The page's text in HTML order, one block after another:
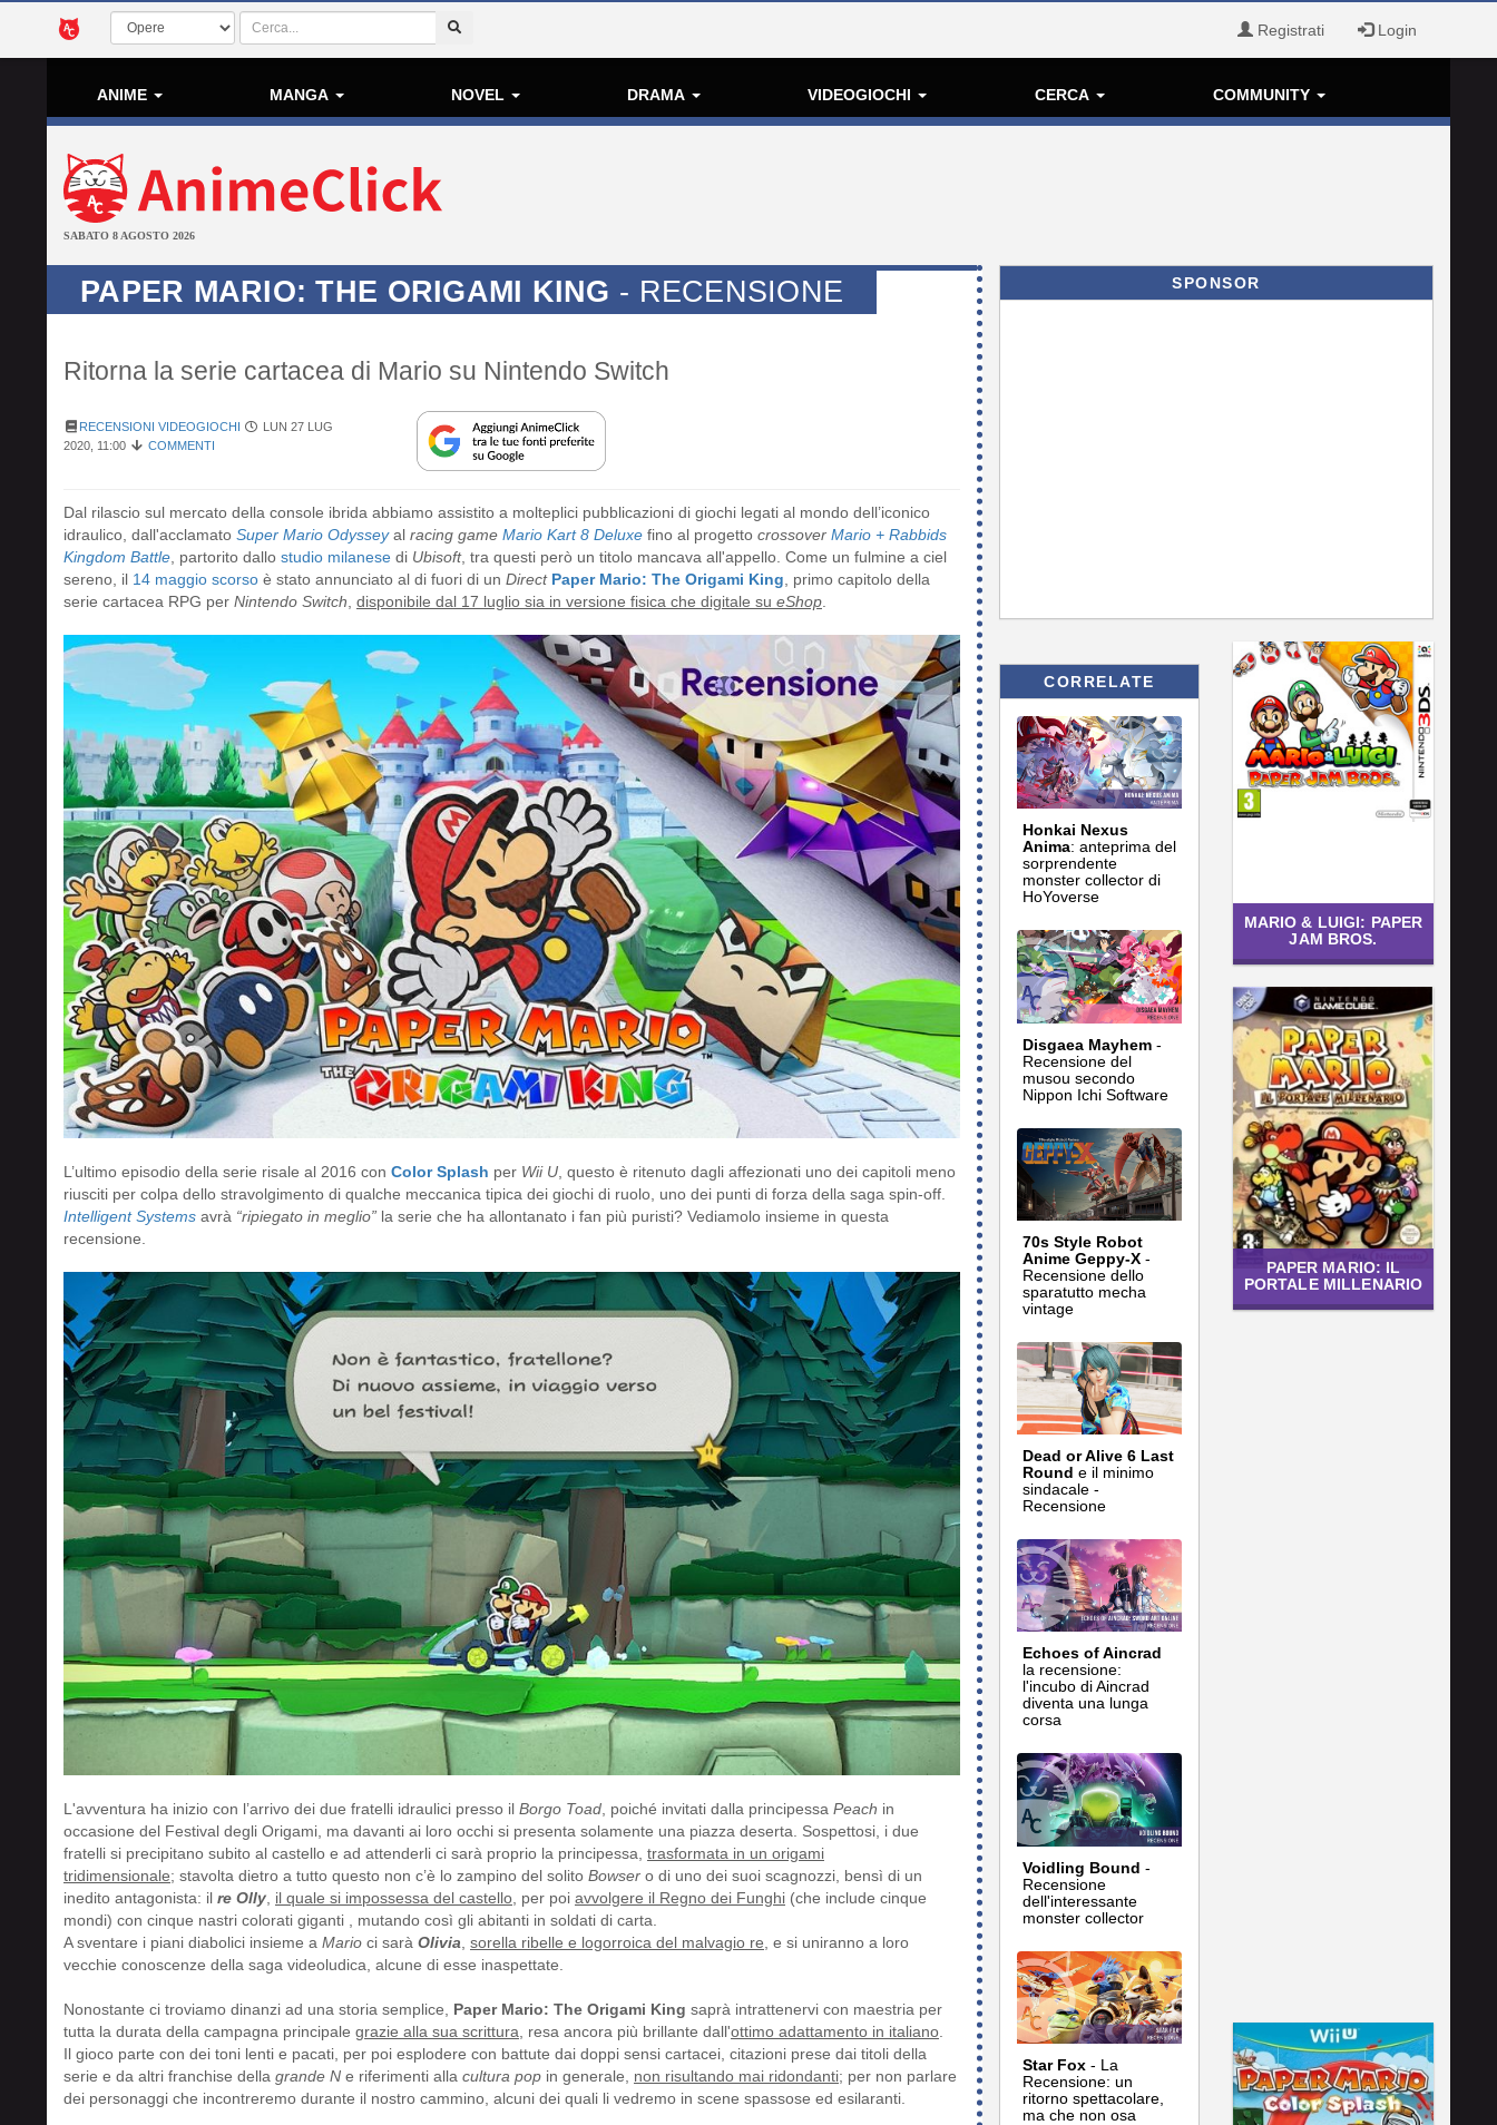
Registrati Login
ANIME MANGA NOVEL DRAMA VIDEOGIOCHI CERCA COMMUNITY
SABATO 8 AGOSTO 2026
PAPER MARIO: THE ORIGAMI KING - RECENSIONE
Ritorna la serie cartacea di Mario su Nintendo Switch
RECENSIONI VIDEOGIOCHI
LUN 27 LUG
2020, 11:00
COMMENTI
Dal rilascio sul mercato della console ibrida abbiamo assistito a molteplici pubblicazioni di giochi legati al mondo dell’iconico
idraulico, dall'acclamato Super Mario Odysseyal racing game Mario Kart 8 Deluxe fino al progetto crossover Mario + Rabbids
Kingdom Battle , partorito dallo studio milanese di Ubisoft, tra questi però un titolo mancava all'appello. Come un fulmine a ciel
sereno, il 14 maggio scorso è stato annunciato al di fuori di un Direct Paper Mario: The Origami King , primo capitolo della
serie cartacea RPG per Nintendo Switch disponibile dal 17 luglio sia in versione fisica che digitale su eShop
L’ultimo episodio della serie risale al 2016 con Color Splash per Wii U , questo è ritenuto dagli affezionati uno dei capitoli meno
riusciti per colpa dello stravolgimento di qualche meccanica tipica dei giochi di ruolo, uno dei punti di forza della saga spin-off.
Intelligent Systems avrà “ripiegato in meglio” la serie che ha allontanato i fan più puristi? Vediamolo insieme in questa
recensione.
L'avventura ha inizio con l’arrivo dei due fratelli idraulici presso il Borgo Toad, poiché invitati dalla principessa Peach in
occasione del Festival degli Origami, ma davanti ai loro occhi si presenta solamente una piazza deserta. Sospettosi, i due
fratelli si precipitano subito al castello e ad attenderli ci sarà proprio la principessa, trasformata in un origami
tridimensionale; stavolta dietro a tutto questo non c’è lo zampino del solito Bowser o di uno dei suoi scagnozzi, bensì di un
inedito antagonista: il re Olly, il quale si impossessa del castello, per poi avvolgere il Regno dei Funghi (che include cinque
mondi) con cinque nastri colorati giganti , mutando così gli abitanti in soldati di carta.
A sventare i piani diabolici insieme a Mario ci sarà Olivia, sorella ribelle e logorroica del malvagio re, e si uniranno a loro
vecchie conoscenze della saga videoludica, alcune di esse inaspettate.
Nonostante ci troviamo dinanzi ad una storia semplice, Paper Mario: The Origami King saprà intrattenervi con maestria per
tutta la durata della campagna principale grazie alla sua scrittura, resa ancora più brillante dall'ottimo adattamento in italiano.
Il gioco parte con dei toni lenti e pacati, per poi esplodere con battute dai doppi sensi cartacei, citazioni prese dai titoli della
serie e da altri franchise della grande N e riferimenti alla cultura pop in generale, non risultando mai ridondanti; per non parlare
dei personaggi che incontreremo durante il nostro cammino, alcuni dei quali li vedremo in scene spassose ed esilaranti.
SPONSOR
CORRELATE
Honkai Nexus
Anima: anteprima del
sorprendente
monster collector di
HoYoverse
Disgaea Mayhem -
Recensione del
musou secondo
Nippon Ichi Software
70s Style Robot
Anime Geppy-X -
Recensione dello
sparatutto mecha
vintage
Dead or Alive 6 Last
Round e il minimo
sindacale -
Recensione
Echoes of Aincrad
la recensione:
l'incubo di Aincrad
diventa una lunga
corsa
Voidling Bound -
Recensione
dell'interessante
monster collector
Star Fox - La
Recensione: un
ritorno spettacolare,
ma che non osa
MARIO & LUIGI: PAPER
JAM BROS.
PAPER MARIO: IL
PORTALE MILLENARIO